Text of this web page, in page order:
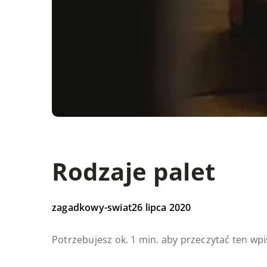
Rodzaje palet
zagadkowy-swiat26 lipca 2020
Potrzebujesz ok. 1 min. aby przeczytać ten